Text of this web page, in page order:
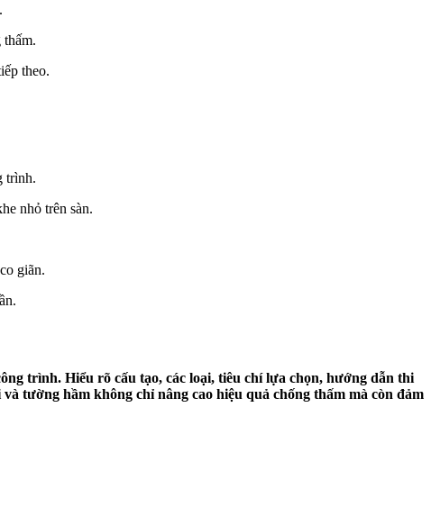
theo.
trình.
nhỏ trên sàn.
giãn.
trình. Hiểu rõ cấu tạo, các loại, tiêu chí lựa chọn, hướng dẫn thi
tường hầm không chỉ nâng cao hiệu quả chống thấm mà còn đảm